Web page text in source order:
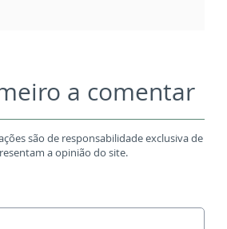
a comentar
são de responsabilidade exclusiva de
a opinião do site.